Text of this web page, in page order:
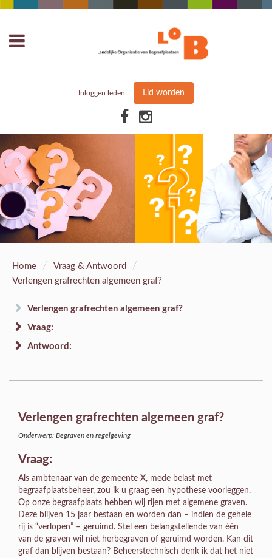
Inloggen leden Lid worden
Home / Vraag & Antwoord /
Verlengen grafrechten algemeen graf?
Verlengen grafrechten algemeen graf?
Vraag:
Antwoord:
Verlengen grafrechten algemeen graf?
Onderwerp: Begraven en regelgeving
Vraag:
Als ambtenaar van de gemeente X, mede belast met
begraafplaatsbeheer, zou ik u graag een hypothese voorleggen.
Op onze begraafplaats hebben wij rijen met algemene graven.
Deze blijven 15 jaar bestaan en worden dan – indien de gehele
rij is “verlopen” – geruimd. Stel een belangstellende van één
van de graven wil niet herbegraven of geruimd worden. Kan dit
graf dan blijven bestaan? Beheerstechnisch denk ik dat het niet